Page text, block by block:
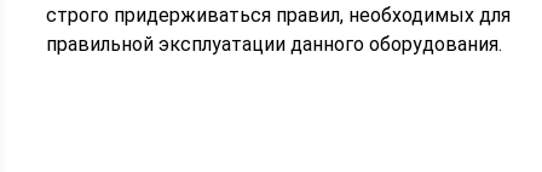
строго придерживаться правил, необходимых для
правильной эксплуатации данного оборудования.